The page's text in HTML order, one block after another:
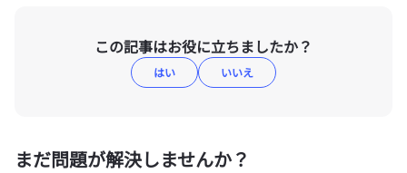
この記事はお役に立ちましたか？
はい いいえ
まだ問題が解決しませんか？